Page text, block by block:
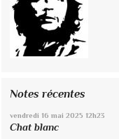
Notes récentes
vendredi 16 mai 2025 12h23
Chat blanc